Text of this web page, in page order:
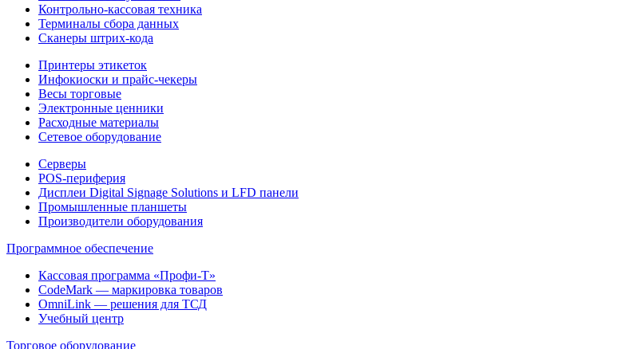
Контрольно-кассовая техника
Терминалы сбора данных
Сканеры штрих-кода
Принтеры этикеток
Инфокиоски и прайс-чекеры
Весы торговые
Электронные ценники
Расходные материалы
Сетевое оборудование
Серверы
POS-периферия
Дисплеи Digital Signage Solutions и LFD панели
Промышленные планшеты
Производители оборудования
Программное обеспечение
Кассовая программа «Профи-Т»
CodeMark — маркировка товаров
OmniLink — решения для ТСД
Учебный центр
Торговое оборудование